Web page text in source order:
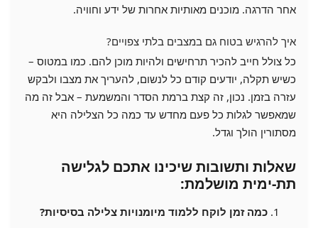
אחר הדרגה. מוכנים מאותיות אחרות של ידע וחוויה.
איך להרגיש בטוח גם במצבים בלתי צפויים?
כל צולל חייב להכיר תרחישים ולהיות מוכן להם. כמו במטוס –
כשיש תקלה, יודעים קודם כל לנשום, להעריך את מצבו ולבקש
עזרה בזמן. נכון, זה קצת ברמת הסדר והמשמעת – אבל זה מה
שמאפשר לגלות כל פעם מחדש עד כמה כל הצלילה היא
מסתורין הולך וגדל.
שאלות ותשובות שיכינו אתכם לגלישה
תת-ימית מושלמת:
כמה זמן לוקח ללמוד מיומנויות צלילה בסיסיות?